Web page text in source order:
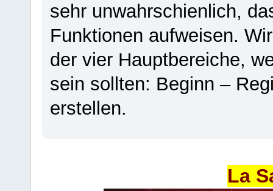
sehr unwahrschienlich,
Funktionen aufweisen.
der vier Hauptbereiche,
sein sollten: Beginn –
erstellen.
La